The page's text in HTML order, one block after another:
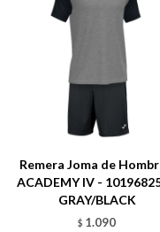
Remera Joma de
ACADEMY IV -
GRAY/BLACK
$ 1.090